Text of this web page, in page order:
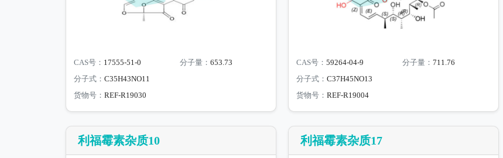
CAS号： 17555-51-0 分子量： 653.73
分子式： C35H43NO11
货物号： REF-R19030
CAS号： 59264-04-9 分子量： 711.76
分子式： C37H45NO13
货物号： REF-R19004
利福霉素杂质10 利福霉素杂质17